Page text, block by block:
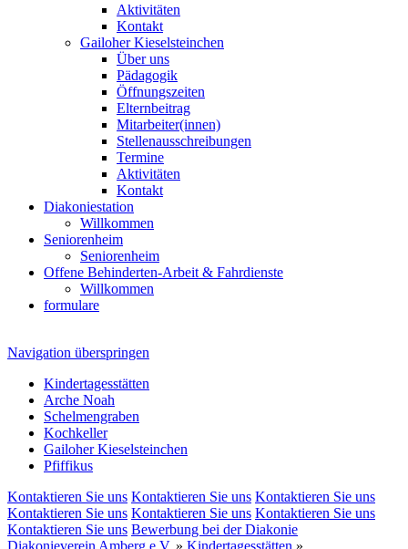
Aktivitäten
Kontakt
Gailoher Kieselsteinchen
Über uns
Pädagogik
Öffnungszeiten
Elternbeitrag
Mitarbeiter(innen)
Stellenausschreibungen
Termine
Aktivitäten
Kontakt
Diakoniestation
Willkommen
Seniorenheim
Seniorenheim
Offene Behinderten-Arbeit & Fahrdienste
Willkommen
formulare
Navigation überspringen
Kindertagesstätten
Arche Noah
Schelmengraben
Kochkeller
Gailoher Kieselsteinchen
Pfiffikus
Kontaktieren Sie uns Kontaktieren Sie uns Kontaktieren Sie uns
Kontaktieren Sie uns Kontaktieren Sie uns Kontaktieren Sie uns
Kontaktieren Sie uns Bewerbung bei der Diakonie
Diakonieverein Amberg e.V. » Kindertagesstätten »